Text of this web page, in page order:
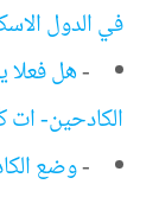
في الدول
-هل فعلا
الكادحين- ات
-وضع